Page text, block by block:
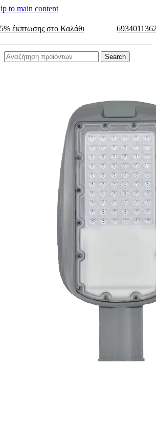
to main content
5% έκπτωσης στο Καλάθι
Search